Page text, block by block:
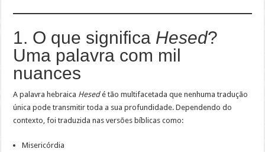
1. O que significa Hesed?
Uma palavra com mil
nuances
A palavra hebraica Hesedé tão multifacetada que nenhuma tradução
única pode transmitir toda a sua profundidade. Dependendo do
contexto, foi traduzida nas versões bíblicas como:
Misericórdia